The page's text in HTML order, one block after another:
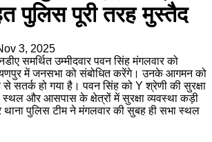
पुलिस पूरी तरह मुस्तैद
3, 2025
समर्थित उम्मीदवार पवन सिंह मंगलवार को
में जनसभा को संबोधित करेंगे। उनके आगमन को
सतर्क हो गया है। पवन सिंह को Y श्रेणी की सुरक्षा
स्थल और आसपास के क्षेत्रों में सुरक्षा व्यवस्था कड़ी
थाना पुलिस टीम ने मंगलवार की सुबह ही सभा स्थल